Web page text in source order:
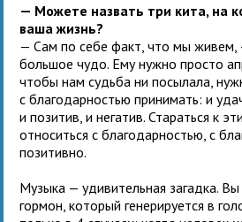
— Можете назвать три кита, на
ваша жизнь?
— Сам по себе факт, что мы живем,
большое чудо. Ему нужно просто
чтобы нам судьба ни посылала,
с благодарностью принимать: и
и позитив, и негатив. Стараться к
относиться с благодарностью, с
позитивно.
Музыка — удивительная загадка. Вы
гормон, который генерируется в